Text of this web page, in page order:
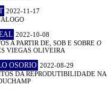
2022-11-17
2022-10-08
A PARTIR DE, SOB E SOBRE O
VIEGAS OLIVEIRA
OSORIO 2022-08-29
DA REPRODUTIBILIDADE NA